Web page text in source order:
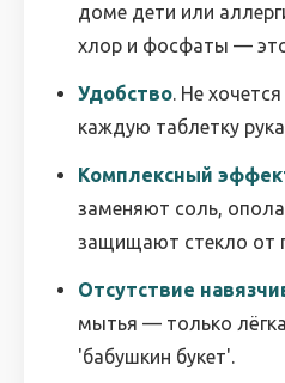
доме дети или
хлор и фосфаты —
Удобство. Не
каждую таблетку
Комплексный
заменяют соль,
защищают стекло от
Отсутствие
мытья — только
'бабушкин букет'.